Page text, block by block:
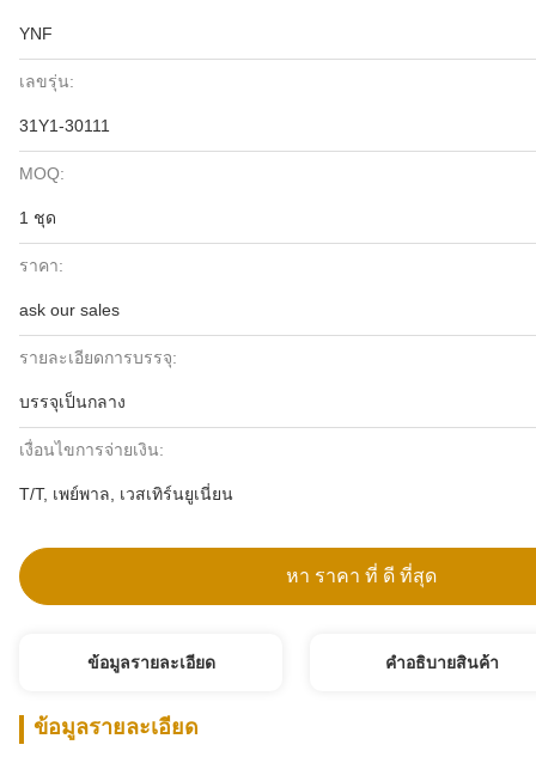
YNF
เลขรุ่น:
31Y1-30111
MOQ:
1 ชุด
ราคา:
ask our sales
รายละเอียดการบรรจุ:
บรรจุเป็นกลาง
เงื่อนไขการจ่ายเงิน:
T/T, เพย์พาล, เวสเทิร์นยูเนี่ยน
หา ราคา ที่ ดี ที่สุด
ข้อมูลรายละเอียด คําอธิบายสินค้า
ข้อมูลรายละเอียด